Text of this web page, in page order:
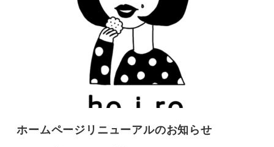
ホームページリニューアルのお知らせ